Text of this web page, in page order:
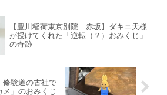
【豊川稲荷東京別院｜赤坂】ダキニ天様
が授けてくれた「逆転（？）おみくじ」
の奇跡
修験道の古社で
」のおみくじ